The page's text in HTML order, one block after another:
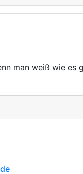
man weiß wie es